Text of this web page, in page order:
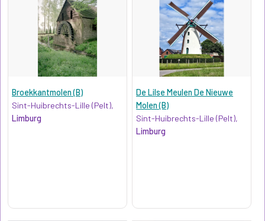
Broekkantmolen (B)
Sint-Huibrechts-Lille (Pelt),
Limburg
De Lilse Meulen De Nieuwe
Molen (B)
Sint-Huibrechts-Lille (Pelt),
Limburg